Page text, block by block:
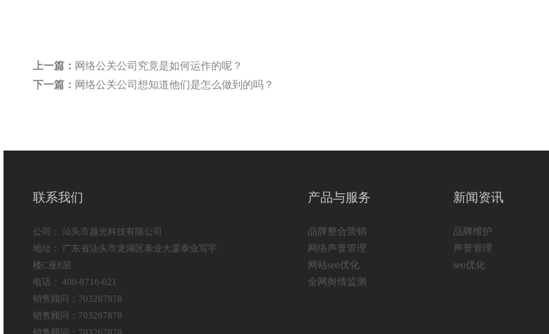
上一篇： 网络公关公司究竟是如何运作的呢？
下一篇： 网络公关公司想知道他们是怎么做到的吗？
联系我们
公司： 汕头市越光科技有限公司
地址： 广东省汕头市龙湖区泰业大厦泰业写字
楼C座8层
电话： 400-8716-021
销售顾问：703267878
销售顾问：703267878
产品与服务
品牌整合营销
网络声誉管理
网站seo优化
全网舆情监测
新闻资讯
品牌维护
声誉管理
seo优化